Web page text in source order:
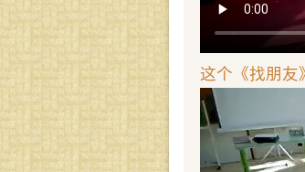
这个《找朋友